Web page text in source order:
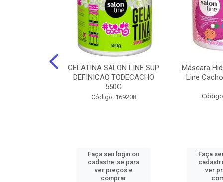
GELATINA SALON LINE SUP
DEFINICAO TODECACHO
550G
Código: 169208
Faça seu login ou
cadastre-se para
ver preços e
comprar
Máscara
Line
Faça
ver